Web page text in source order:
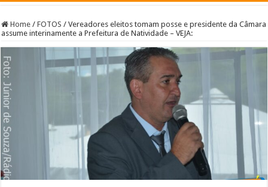
Home / FOTOS / Vereadores eleitos tomam posse e presidente da Câmara
assume interinamente a Prefeitura de Natividade – VEJA: